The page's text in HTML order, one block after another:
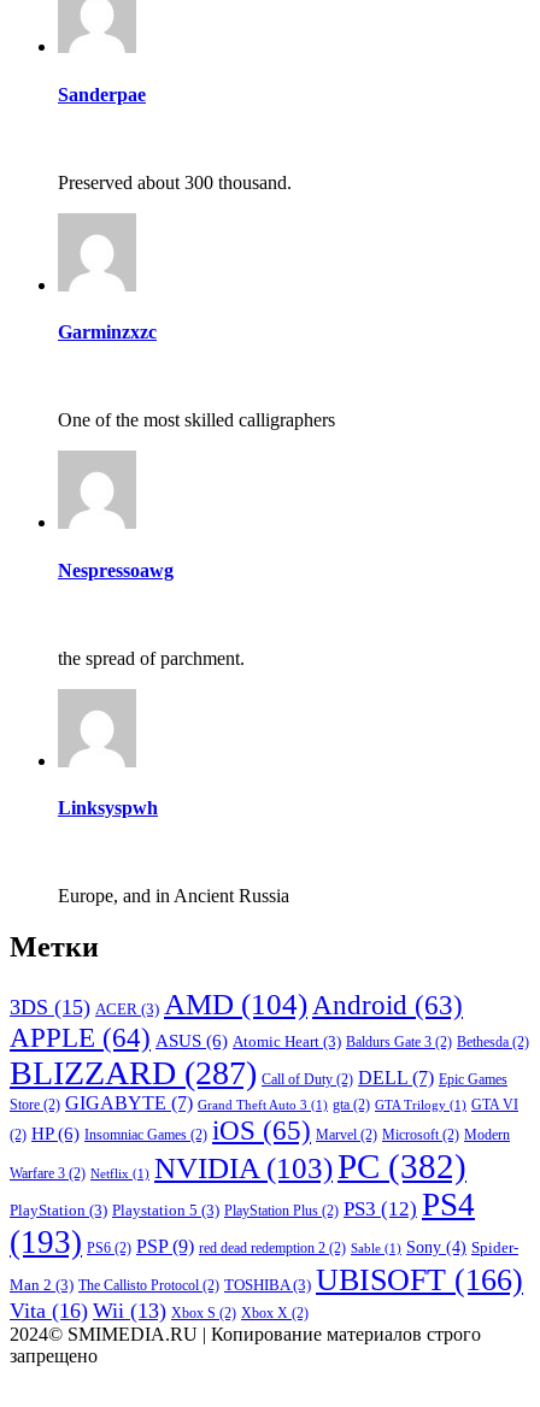
Sanderpae
Preserved about 300 thousand.
Garminzxzc
One of the most skilled calligraphers
Nespressoawg
the spread of parchment.
Linksyspwh
Europe, and in Ancient Russia
Метки
3DS (15) ACER (3) AMD (104)Android (63)
APPLE (64) ASUS (6) Atomic Heart (3) Baldurs Gate 3 (2) Bethesda (2)
BLIZZARD (287) Call of Duty (2) DELL (7) Epic Games
Store (2) GIGABYTE (7) Grand Theft Auto 3 (1) gta (2) GTA Trilogy (1) GTA VI
(2) HP(6) Insomniac Games (2) iOS (65) Marvel (2) Microsoft(2) Modern
Warfare 3 (2) Netflix (1) NVIDIA (103)PC (382)
PlayStation (3) Playstation 5 (3) PlayStation Plus (2) PS3 (12) PS4
(193) PS6 (2) PSP(9) red dead redemption 2 (2) Sable (1) Sony (4) Spider-
Man 2 (3) The Callisto Protocol (2) TOSHIBA(3) UBISOFT (166)
Vita (16) Wii (13) Xbox S (2) Xbox X (2)
2024© SMIMEDIA.RU | Копирование материалов строго
запрещено